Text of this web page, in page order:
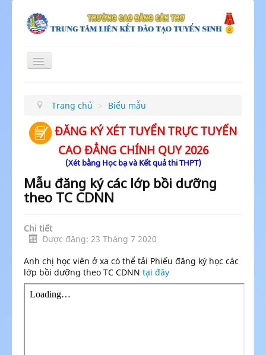
Toggle
Trang chủ > Biểu mẫu
ĐĂNG KÝ XÉT TUYỂN TRỰC TUYẾN
CAO ĐẲNG CHÍNH QUY 2026
(Xét bằng Học bạ và Kết quả thi THPT)
Mẫu đăng ký các lớp bồi dưỡng
theo TC CDNN
Chi tiết
Được đăng: 23 Tháng 7 2020
Anh chị học viên ở xa có thể tải Phiếu đăng ký học các
lớp bồi dưỡng theo TC CDNN tại đây